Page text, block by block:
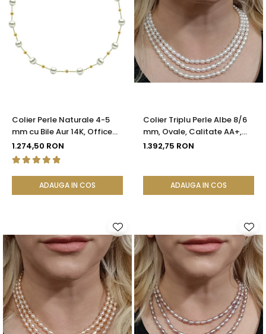
Colier Perle Naturale 4-5
mm cu Bile Aur 14K, Office
Elegant | KASKADDA®
1.274,50 RON
ADAUGA IN COS
Colier Triplu Perle Albe 8/6
mm, Ovale, Calitate AA+,
Închizătoare Argint |
1.392,75 RON
ADAUGA IN COS